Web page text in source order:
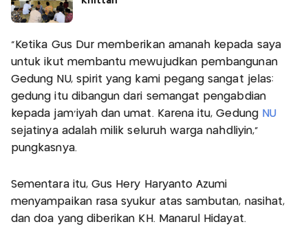
"Ketika Gus Dur memberikan amanah kepada saya
untuk ikut membantu mewujudkan pembangunan
Gedung NU, spirit yang kami pegang sangat jelas:
gedung itu dibangun dari semangat pengabdian
kepada jam'iyah dan umat. Karena itu, GedungNU
sejatinya adalah milik seluruh warga nahdliyin,"
pungkasnya.
Sementara itu, Gus Hery Haryanto Azumi
menyampaikan rasa syukur atas sambutan, nasihat,
dan doa yang diberikan KH. Manarul Hidayat.